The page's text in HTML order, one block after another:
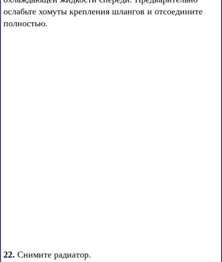
ослабьте хомуты крепления шлангов и отсоедините
полностью.
22. Снимите радиатор.